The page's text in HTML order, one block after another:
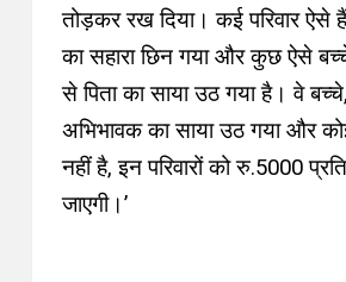
तोड़कर रख दिया। कई परिवार ऐसे
का सहारा छिन गया और कुछ ऐसे
से पिता का साया उठ गया है। वे
अभिभावक का साया उठ गया और
नहीं है, इन परिवारों को रु.5000
जाएगी।’